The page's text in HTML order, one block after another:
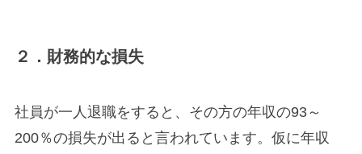
２．財務的な損失
社員が一人退職をすると、その方の年収の93～
200％の損失が出ると言われています。仮に年収